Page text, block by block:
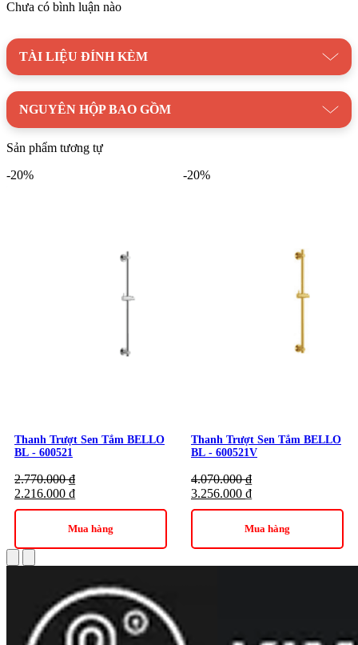
lượng cao với giá thành cạnh tranh. Hãy liên hệ ngay với
Danh mục:
Thiết Bị Vệ Sinh
Trượt Sen
Chưa có bình luận nào
TÀI LIỆU ĐÍNH KÈM
NGUYÊN HỘP BAO GỒM
Sản phẩm tương tự
-20%
Thanh Trượt Sen Tắm BELLO
BL - 600521
2.770.000₫
2.216.000 ₫
Mua hàng
-20%
Thanh Trượt Sen Tắm BELLO
BL - 600521V
4.070.000₫
3.256.000 ₫
Mua hàng